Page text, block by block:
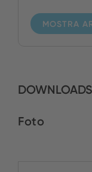
MOSTRA
DOWNLOADS
Foto